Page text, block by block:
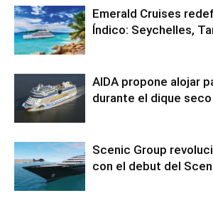
Emerald Cruises
Índico: Seychelles,
AIDA propone alojar
durante el dique seco
Scenic Group
con el debut del